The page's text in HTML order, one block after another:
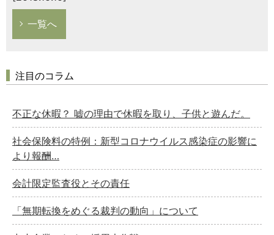
一覧へ
注目のコラム
不正な休暇？ 嘘の理由で休暇を取り、子供と遊んだ。
社会保険料の特例：新型コロナウイルス感染症の影響に
より報酬…
会計限定監査役とその責任
「無期転換をめぐる裁判の動向」について